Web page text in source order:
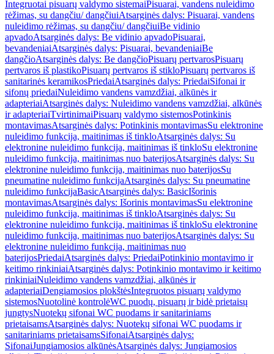
Integruotai pisuarų valdymo sistemaiPisuarai, vandens nuleidimo
rėžimas, su dangčiu/ dangčiuiAtsarginės dalys: Pisuarai, vandens
nuleidimo rėžimas, su dangčiu/ dangčiuiBe vidinio
apvadoAtsarginės dalys: Be vidinio apvadoPisuarai,
bevandeniaiAtsarginės dalys: Pisuarai, bevandeniaiBe
dangčioAtsarginės dalys: Be dangčioPisuarų pertvarosPisuarų
pertvaros iš plastikoPisuarų pertvaros iš stikloPisuarų pertvaros iš
sanitarinės keramikosPriedaiAtsarginės dalys: PriedaiSifonai ir
sifonų priedaiNuleidimo vandens vamzdžiai, alkūnės ir
adapteriaiAtsarginės dalys: Nuleidimo vandens vamzdžiai, alkūnės
ir adapteriaiTvirtinimaiPisuarų valdymo sistemosPotinkinis
montavimasAtsarginės dalys: Potinkinis montavimasSu elektronine
nuleidimo funkcija, maitinimas iš tinkloAtsarginės dalys: Su
elektronine nuleidimo funkcija, maitinimas iš tinkloSu elektronine
nuleidimo funkcija, maitinimas nuo baterijosAtsarginės dalys: Su
elektronine nuleidimo funkcija, maitinimas nuo baterijosSu
pneumatine nuleidimo funkcijaAtsarginės dalys: Su pneumatine
nuleidimo funkcijaBasicAtsarginės dalys: BasicIšorinis
montavimasAtsarginės dalys: Išorinis montavimasSu elektronine
nuleidimo funkcija, maitinimas iš tinkloAtsarginės dalys: Su
elektronine nuleidimo funkcija, maitinimas iš tinkloSu elektronine
nuleidimo funkcija, maitinimas nuo baterijosAtsarginės dalys: Su
elektronine nuleidimo funkcija, maitinimas nuo
baterijosPriedaiAtsarginės dalys: PriedaiPotinkinio montavimo ir
keitimo rinkiniaiAtsarginės dalys: Potinkinio montavimo ir keitimo
rinkiniaiNuleidimo vandens vamzdžiai, alkūnės ir
adapteriaiDengiamosios plokštėsIntegruotos pisuarų valdymo
sistemosNuotolinė kontrolėWC puodų, pisuarų ir bidė prietaisų
jungtysNuotekų sifonai WC puodams ir sanitariniams
prietaisamsAtsarginės dalys: Nuotekų sifonai WC puodams ir
sanitariniams prietaisamsSifonaiAtsarginės dalys:
SifonaiJungiamosios alkūnėsAtsarginės dalys: Jungiamosios